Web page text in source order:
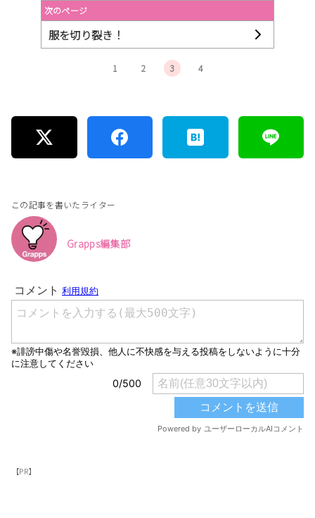
次のページ
服を切り裂き！
1 2 3 4
この記事を書いたライター
Grapps編集部
【PR】